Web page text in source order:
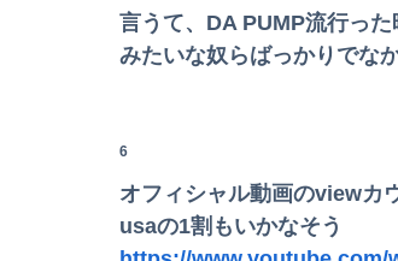
【画像】宇多田ヒカルさん、
【画像】佳子さま、ボディラ
【動画】首都高で4tトラックが
言うて、DA PUMP流行っ
みたいな奴らばっかりでな
6
オフィシャル動画のviewカ
usaの1割もいかなそう